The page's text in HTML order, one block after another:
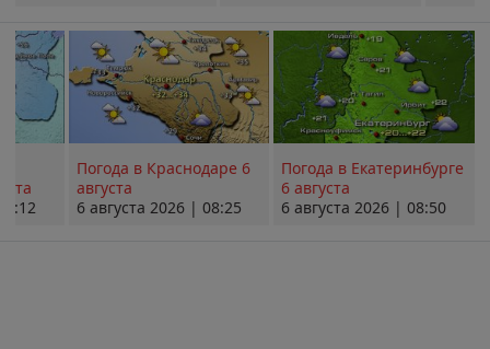
Погода в Краснодаре 6
августа
6 августа 2026 | 08:25
Погода в Екатеринбурге
6 августа
6 августа 2026 | 08:50